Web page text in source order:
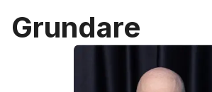
Grundare